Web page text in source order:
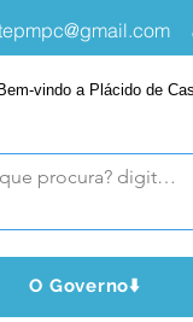
vindo a Plácido de
O Governo⬇️